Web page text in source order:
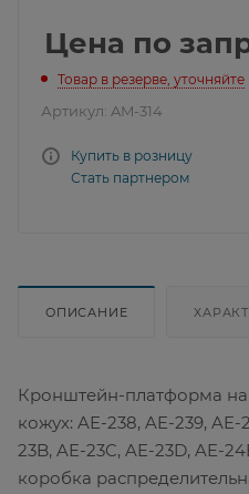
Цена по
Товар в резерве, уточняйте
Артикул: AM-314
Купить в розницу
Стать партнером
ОПИСАНИЕ
Кронштейн-платформа на
кожух: AE-238, AE-239,
23B, AE-23C, AE-23D, AE-
коробка